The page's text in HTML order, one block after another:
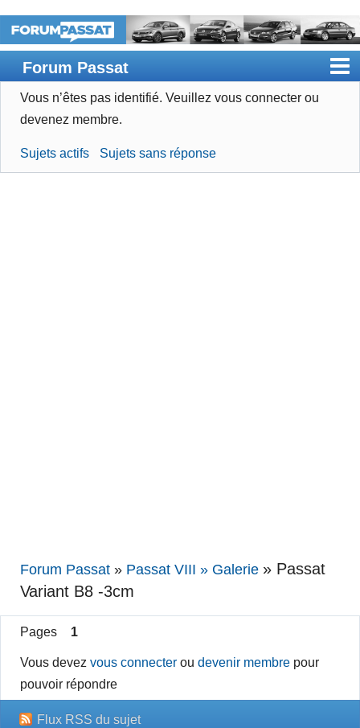
Forum Passat
Accueil
Devenir membre
Vous n’êtes pas identifié. Veuillez vous connecter ou
devenez membre.
Sujets actifs Sujets sans réponse
Forum Passat » Passat VIII » Galerie » Passat
Variant B8 -3cm
Pages 1
Vous devezvous connecter oudevenir membre pour
pouvoir répondre
Flux RSS du sujet